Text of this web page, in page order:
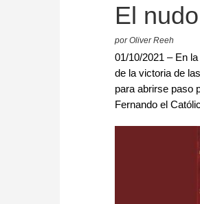
El
por Oliver Reeh
01/10/2021 – En
de la victoria de
para abrirse paso
Fernando el